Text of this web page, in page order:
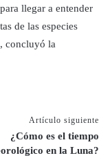
llegar a entender
de las especies
concluyó la
Artículo siguiente
¿Cómo es el tiempo
en la Luna?